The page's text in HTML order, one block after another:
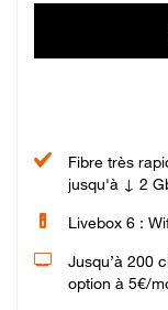
Fibre très
jusqu'à ↓ 2
Livebox 6 :
Jusqu’à 200
option à 5€/